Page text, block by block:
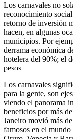
Los carnavales no
reconocimiento
retorno de inversión
hacen, en algunas
municipios. Por
derrama económica
hotelera del 90%; el
pesos.
Los carnavales
para la gente, son
viendo el panorama
beneficios por más
Janeiro movió más
famosos en el